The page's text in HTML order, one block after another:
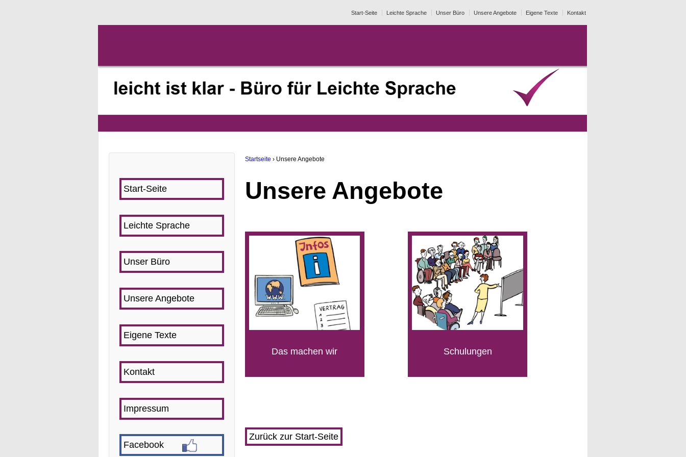
Start-Seite Leichte Sprache Unser Büro Unsere Angebote Eigene Texte Kontakt
Startseite › Unsere Angebote
Unsere Angebote
Das machen wir Schulungen
Zurück zur Start-Seite
Start-Seite
Leichte Sprache
Unser Büro
Unsere Angebote
Eigene Texte
Kontakt
Impressum
Facebook